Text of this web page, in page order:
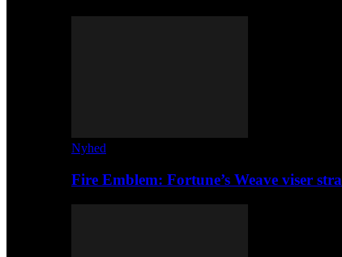
Nyhed
Fire Emblem: Fortune’s Weave viser